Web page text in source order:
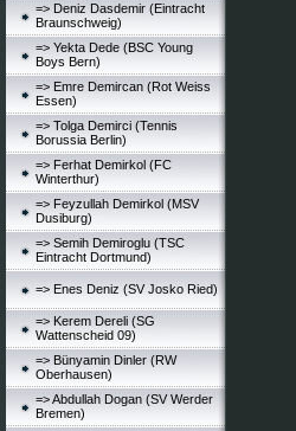
=> Deniz Dasdemir (Eintracht
Braunschweig)
=> Yekta Dede (BSC Young
Boys Bern)
=> Emre Demircan (Rot Weiss
Essen)
=> Tolga Demirci (Tennis
Borussia Berlin)
=> Ferhat Demirkol (FC
Winterthur)
=> Feyzullah Demirkol (MSV
Dusiburg)
=> Semih Demiroglu (TSC
Eintracht Dortmund)
=> Enes Deniz (SV Josko Ried)
=> Kerem Dereli (SG
Wattenscheid 09)
=> Bünyamin Dinler (RW
Oberhausen)
=> Abdullah Dogan (SV Werder
Bremen)